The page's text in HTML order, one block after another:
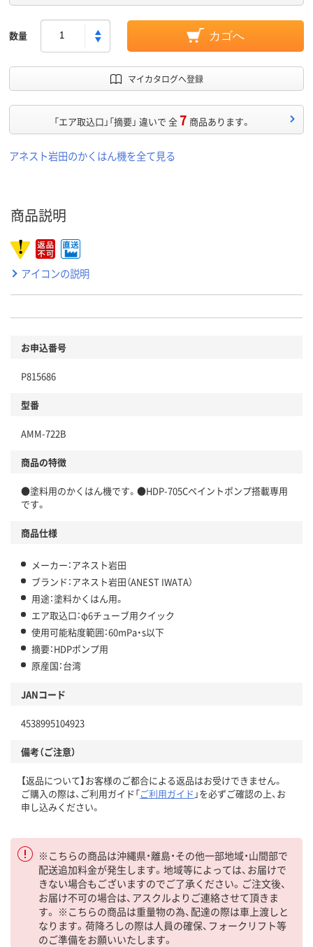
数量 カゴへ
マイカタログへ登録
「エア取込口」「摘要」 違いで 全7 商品あります。
アネスト岩田のかくはん機を全て見る
商品説明
アイコンの説明
お申込番号
P815686
型番
AMM-722B
商品の特徴
●塗料用のかくはん機です。●HDP-705Cペイントポンプ搭載専用
です。
商品仕様
メーカー：アネスト岩田
ブランド：アネスト岩田（ANEST IWATA）
用途：塗料かくはん用。
エア取込口：φ6チューブ用クイック
使用可能粘度範囲：60mPa・s以下
摘要：HDPポンプ用
原産国：台湾
JANコード
4538995104923
備考（ご注意）
【返品について】お客様のご都合による返品はお受けできません。
ご購入の際は、ご利用ガイド「ご利用ガイド 」を必ずご確認の上、お
申し込みください。
※こちらの商品は沖縄県・離島・その他一部地域・山間部で
配送追加料金が発生します。地域等によっては、お届けで
きない場合もございますのでご了承ください。ご注文後、
お届け不可の場合は、アスクルよりご連絡させて頂きま
す。 ※こちらの商品は重量物の為、配達の際は車上渡しと
なります。荷降ろしの際は人員の確保、フォークリフト等
のご準備をお願いいたします。